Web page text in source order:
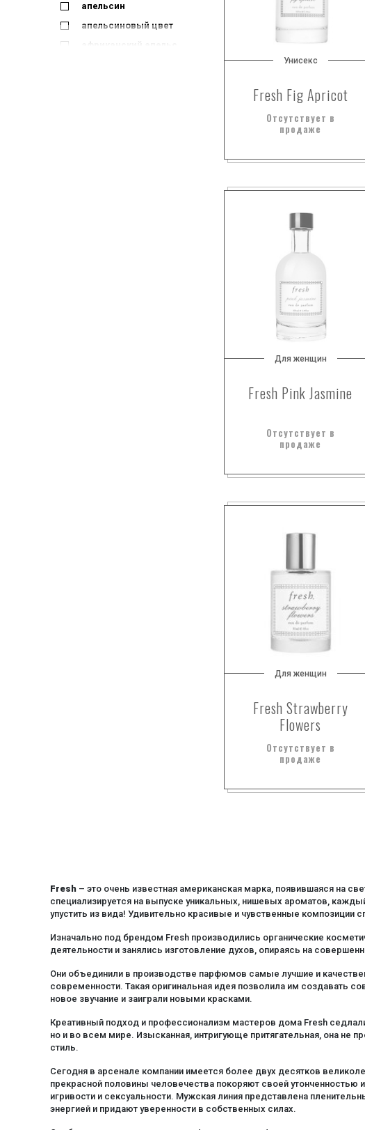
апельсин
апельсиновый цвет
африканский апельсиновый цвет
лотос
магнолия
мангустин
маракуйя
маршмеллоу
морская вода
одуванчик
орхидея
Унисекс
Fresh Fig Apricot
Отсутствует в
продаже
Для женщин
Fresh Pink Jasmine
Отсутствует в
продаже
Для женщин
Fresh Strawberry
Flowers
Отсутствует в
продаже
Fresh – это очень известная американская марка, появившаяся на
специализируется на выпуске уникальных, нишевых ароматов,
упустить из вида! Удивительно красивые и чувственные
Изначально под брендом Fresh производились органические
деятельности и занялись изготовление духов, опираясь на
Они объединили в производстве парфюмов самые лучшие и
современности. Такая оригинальная идея позволила им создавать
новое звучание и заиграли новыми красками.
Креативный подход и профессионализм мастеров дома Fresh
но и во всем мире. Изысканная, интригующе притягательная, она не
стиль.
Сегодня в арсенале компании имеется более двух десятков
прекрасной половины человечества покоряют своей
игривости и сексуальности. Мужская линия представлена
энергией и придают уверенности в собственных силах.